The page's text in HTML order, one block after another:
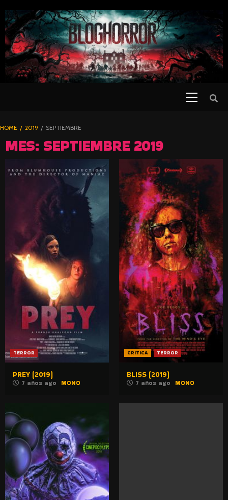
TO
CONTENT
BLOGHORROR
⋆
HOME 2019 SEPTIEMBRE
MES: SEPTIEMBRE 2019
TERROR
PREY (2019)
7 años ago MONO
CRITICA TERROR
BLISS (2019)
7 años ago MONO